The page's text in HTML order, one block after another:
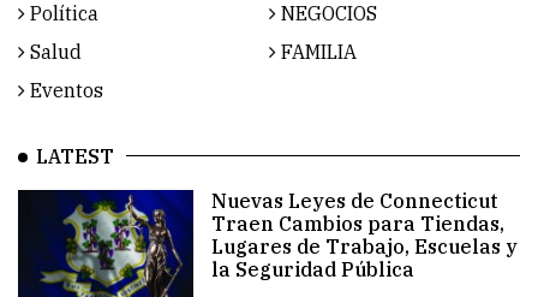
Política
NEGOCIOS
Salud
FAMILIA
Eventos
LATEST
Nuevas Leyes de Connecticut
Traen Cambios para Tiendas,
Lugares de Trabajo, Escuelas y
la Seguridad Pública